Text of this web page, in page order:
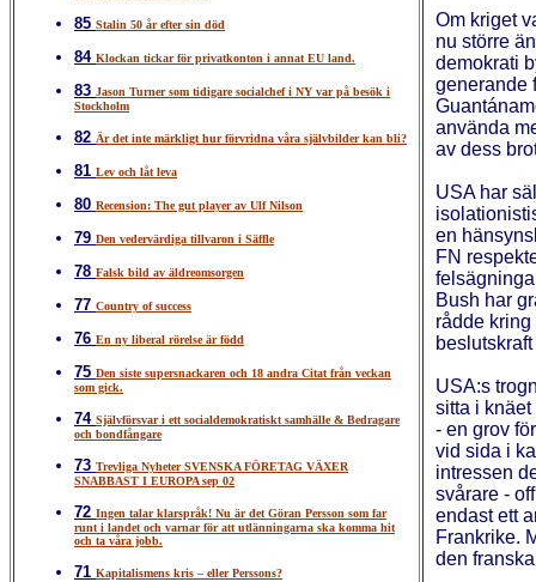
85 Stalin 50 år efter sin död
84 Klockan tickar för privatkonton i annat EU land.
83 Jason Turner som tidigare socialchef i NY var på besök i
Stockholm
82 Är det inte märkligt hur förvridna våra självbilder kan bli?
81 Lev och låt leva
80 Recension: The gut player av Ulf Nilson
79 Den vedervärdiga tillvaron i Säffle
78 Falsk bild av äldreomsorgen
77 Country of success
76 En ny liberal rörelse är född
75 Den siste supersnackaren och 18 andra Citat från veckan
som gick.
74 Självförsvar i ett socialdemokratiskt samhälle & Bedragare
och bondfångare
73 Trevliga Nyheter SVENSKA FÖRETAG VÄXER
SNABBAST I EUROPA sep 02
72 Ingen talar klarspråk! Nu är det Göran Persson som far
runt i landet och varnar för att utlänningarna ska komma hit
och ta våra jobb.
71 Kapitalismens kris – eller Perssons?
Om kriget
nu större
demokrati
generande
använda
av dess
USA har
en
FN
Bush har
rådde
USA:s
sitta i
- en grov
vid sida i
intressen
svårare -
endast ett
Frankrike.
den